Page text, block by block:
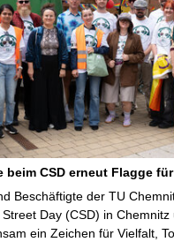
beim CSD erneut Flagge
Beschäftigte der TU
Day (CSD) in
ein Zeichen für Vielfalt,